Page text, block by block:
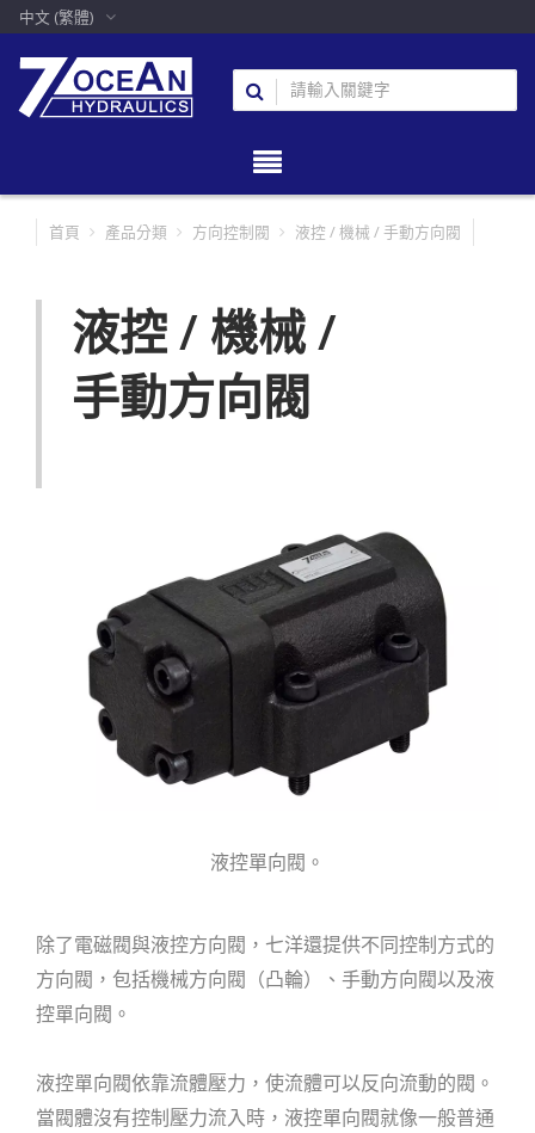
中文 (繁體)
首頁 產品分類 方向控制閥 液控 / 機械 / 手動方向閥
液控 / 機械 /
手動方向閥
液控單向閥。
除了電磁閥與液控方向閥，七洋還提供不同控制方式的
方向閥，包括機械方向閥（凸輪）、手動方向閥以及液
控單向閥。
液控單向閥依靠流體壓力，使流體可以反向流動的閥。
當閥體沒有控制壓力流入時，液控單向閥就像一般普通